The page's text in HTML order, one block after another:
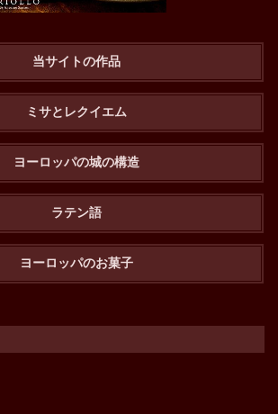
当サイトの作品
ミサとレクイエム
ヨーロッパの城の構造
ラテン語
ヨーロッパのお菓子